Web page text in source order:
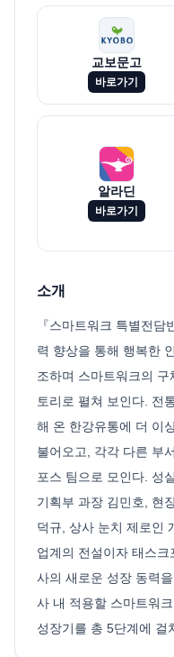
교보문고
바로가기
알라딘
바로가기
소개
『스마트워크 특별전
력 향상을 통해 행복한
조하며 스마트워크의
토리로 펼쳐 보인다. 전
해 온 한강유통에 더 이
불어오고, 각각 다른 부
포스 팀으로 모인다. 성
기획부 과장 김민호, 현
덕규, 상사 눈치 제로인
업계의 전설이자 태스
사의 새로운 성장 동력
사 내 적용할 스마트워
성장기를 총 5단계에 걸